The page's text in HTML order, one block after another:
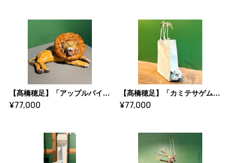
【髙橋穂足】「アップルパイライオン」
¥77,000
【髙橋穂足】「カミテサゲムササビ」
¥77,000